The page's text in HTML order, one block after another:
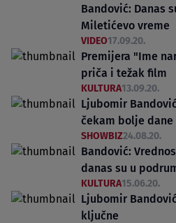
Bandović: Danas
Miletićevo vreme
VIDEO17.09.20.
Premijera "Ime
priča i težak film
KULTURA13.09.20.
Ljubomir
čekam bolje dane
SHOWBIZ24.08.20.
Bandović:
danas su u
KULTURA15.06.20.
Ljubomir
ključne